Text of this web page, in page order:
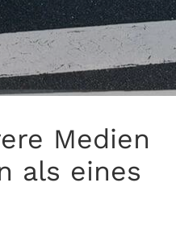
Medien
als eines